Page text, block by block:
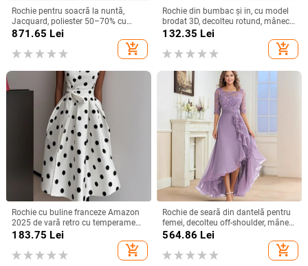
Rochie pentru soacră la nuntă,
Jacquard, poliester 50–70% cu
spandex <30%, lungime midi,
primăvara 2025, stil socialite
871.65 Lei
add_shopping_cart
Rochie din bumbac și in, cu model
brodat 3D, decolteu rotund, mâneci
scurte, talie lejeră, croială în linie A,
132.35 Lei
add_shopping_cart
Rochie cu buline franceze Amazon
2025 de vară retro cu temperament
nou, talie subțire, fustă pentru femei
183.75 Lei
add_shopping_cart
Rochie de seară din dantelă pentru
femei, decolteu off-shoulder, mâneci
scurte, croială în A, talie înaltă,
564.86 Lei
add_shopping_cart